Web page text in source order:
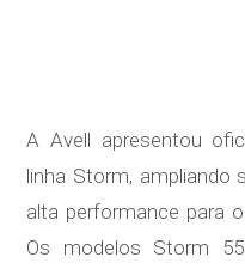
A Avell apresentou
linha Storm, ampliando
alta performance para
Os modelos Storm